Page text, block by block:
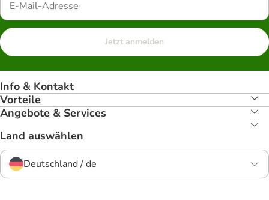
Jetzt anmelden
Info & Kontakt
Vorteile
Angebote & Services
Land auswählen
Deutschland / de